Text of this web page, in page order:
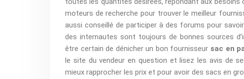
moteurs de recherche pour trouver le meilleur
aussi conseillé de participer à des forums pour
des internautes sont toujours de bonnes sources
être certain de dénicher un bon fournisseur sac en
le site du vendeur en question et lisez les avis de
mieux rapprocher les prix et pour avoir des sacs en